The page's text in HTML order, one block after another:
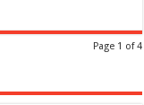
Page 1 of 4